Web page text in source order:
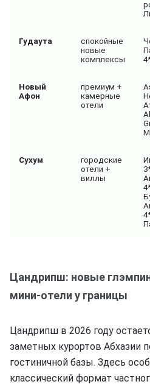
Гудаута
спокойные
новые
комплексы
Новый
Афон
премиум +
камерные
отели
Сухум
городские
отели +
виллы
Цандрипш: новые
мини-отели у границы
Цандрипш в 2026 году
заметных курортов Абхазии
гостиничной базы. Здесь
классический формат